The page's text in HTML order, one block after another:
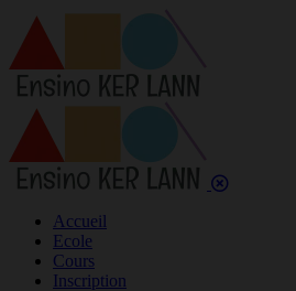
Accueil
Ecole
Cours
Inscription